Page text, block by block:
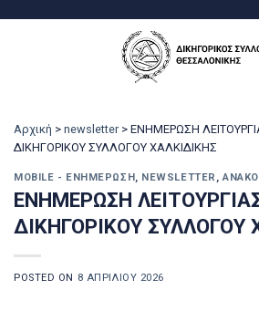
Αρχική > newsletter > ΕΝΗΜΕΡΩΣΗ
ΔΙΚΗΓΟΡΙΚΟΥ ΣΥΛΛΟΓΟΥ ΧΑΛΚΙΔΙΚΗΣ
MOBILE - ΕΝΗΜΈΡΩΣΗ, NEWSLETTER ,
ΕΝΗΜΕΡΩΣΗ
ΔΙΚΗΓΟΡΙΚΟΥ ΣΥΛΛΟΓΟΥ
POSTED ON 8 ΑΠΡΙΛΊΟΥ 2026